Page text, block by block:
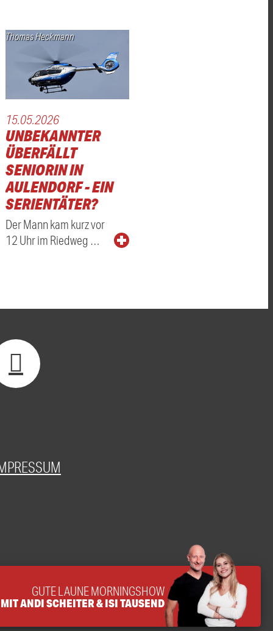
Thomas Heckmann
15.05.2026
UNBEKANNTER
ÜBERFÄLLT
SENIORIN IN
AULENDORF - EIN
SERIENTÄTER?
Der Mann kam kurz vor
12 Uhr im Riedweg …
GUTE LAUNE MORNINGSHOW
MIT ANDI SCHEITER & ISI TAUSEND